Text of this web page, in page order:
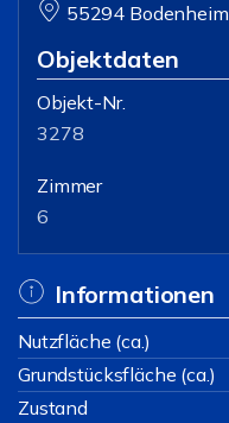
55294 Bodenheim
Objektdaten
Objekt-Nr.
3278
Zimmer
6
Informationen
Nutzfläche (ca.)
Grundstücksfläche (ca.)
Zustand